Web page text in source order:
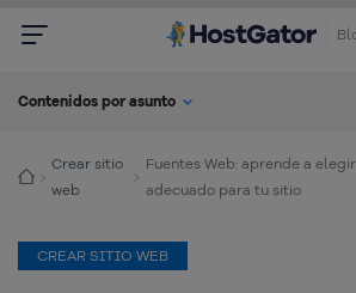
Contenidos por asunto
Crear sitio
web
Fuentes Web: aprende a
adecuado para tu sitio
CREAR SITIO WEB